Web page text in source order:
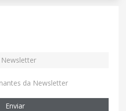
da Newsletter
Enviar